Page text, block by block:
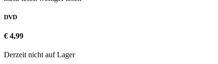
DVD
€ 4,99
Derzeit nicht auf Lager